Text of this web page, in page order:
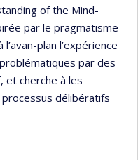
of the Mind-
par le pragmatisme
plan l’expérience
par des
cherche à les
délibératifs